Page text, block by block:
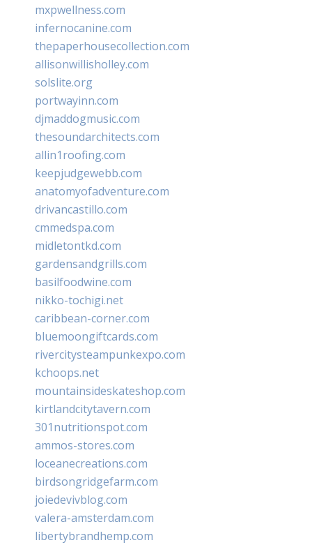
mxpwellness.com
infernocanine.com
thepaperhousecollection.com
allisonwillisholley.com
solslite.org
portwayinn.com
djmaddogmusic.com
thesoundarchitects.com
allin1roofing.com
keepjudgewebb.com
anatomyofadventure.com
drivancastillo.com
cmmedspa.com
midletontkd.com
gardensandgrills.com
basilfoodwine.com
nikko-tochigi.net
caribbean-corner.com
bluemoongiftcards.com
rivercitysteampunkexpo.com
kchoops.net
mountainsideskateshop.com
kirtlandcitytavern.com
301nutritionspot.com
ammos-stores.com
loceanecreations.com
birdsongridgefarm.com
joiedevivblog.com
valera-amsterdam.com
libertybrandhemp.com